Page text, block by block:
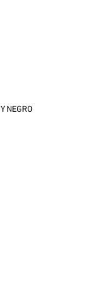
NEGRO